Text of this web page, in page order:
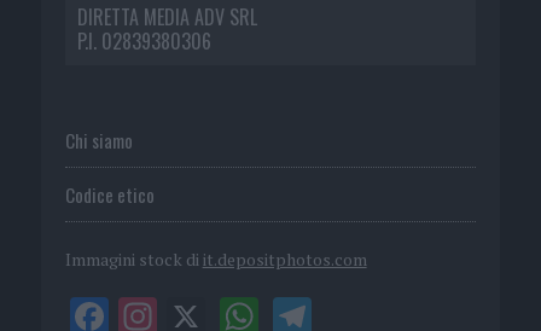
DIRETTA MEDIA ADV SRL
P.I. 02839380306
Chi siamo
Codice etico
Immagini stock di it.depositphotos.com